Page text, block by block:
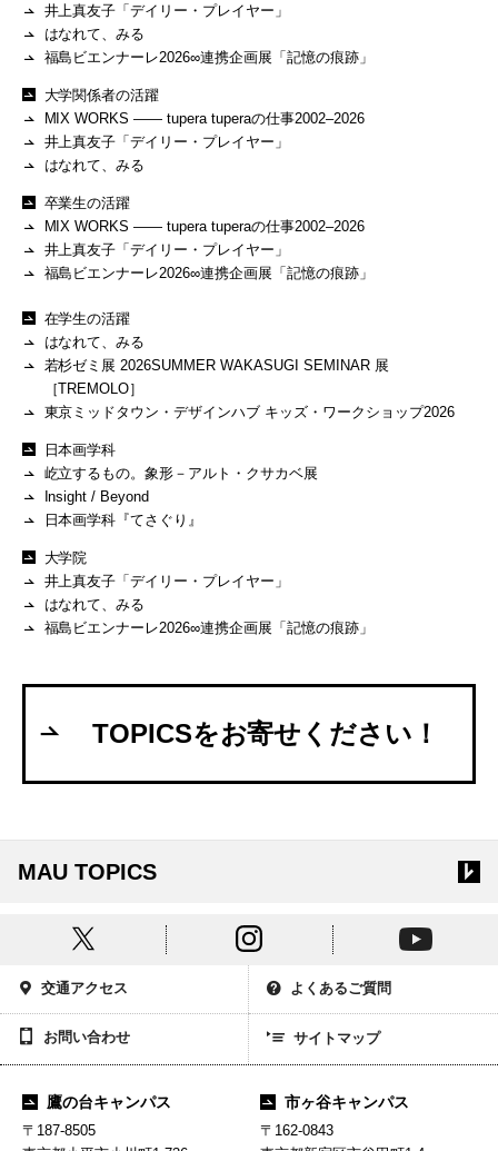
井上真友子「デイリー・プレイヤー」
はなれて、みる
福島ビエンナーレ2026∞連携企画展「記憶の痕跡」
大学関係者の活躍
MIX WORKS —— tupera tuperaの仕事2002–2026
井上真友子「デイリー・プレイヤー」
はなれて、みる
卒業生の活躍
MIX WORKS —— tupera tuperaの仕事2002–2026
井上真友子「デイリー・プレイヤー」
福島ビエンナーレ2026∞連携企画展「記憶の痕跡」
在学生の活躍
はなれて、みる
若杉ゼミ展 2026SUMMER WAKASUGI SEMINAR 展
［TREMOLO］
東京ミッドタウン・デザインハブ キッズ・ワークショップ2026
日本画学科
屹立するもの。象形－アルト・クサカベ展
Insight / Beyond
日本画学科『てさぐり』
大学院
井上真友子「デイリー・プレイヤー」
はなれて、みる
福島ビエンナーレ2026∞連携企画展「記憶の痕跡」
TOPICSをお寄せください！
MAU TOPICS
交通アクセス よくあるご質問
お問い合わせ サイトマップ
鷹の台キャンパス
〒187-8505
市ヶ谷キャンパス
〒162-0843